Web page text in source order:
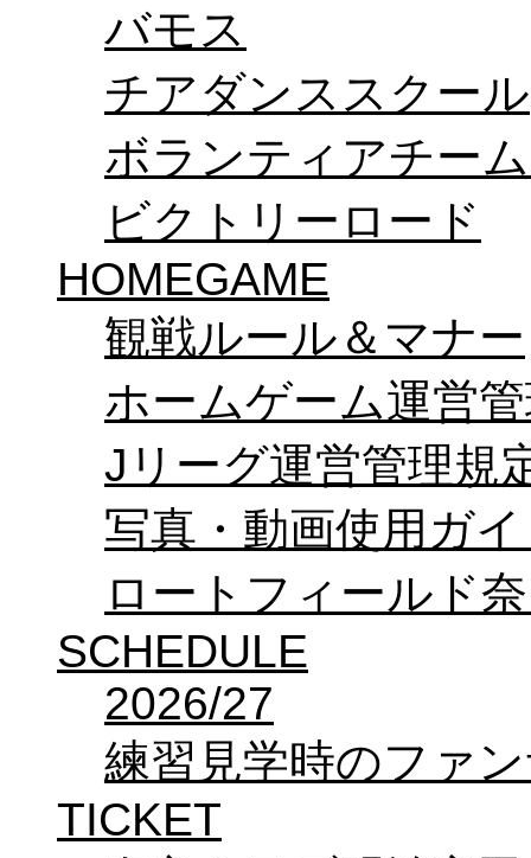
バモス
チアダンススクール
ボランティアチー
ビクトリーロード
HOMEGAME
観戦ルール＆マナー
ホームゲーム運営
Jリーグ運営管理規
写真・動画使用ガ
ロートフィールド
SCHEDULE
2026/27
練習見学時のファ
TICKET